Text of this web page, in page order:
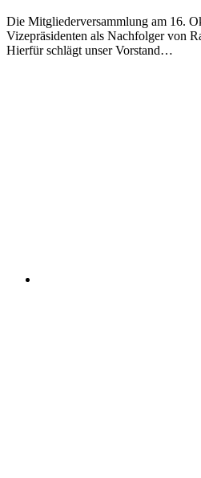
Die Mitgliederversammlung am 16.
Vizepräsidenten als Nachfolger von
Hierfür schlägt unser Vorstand…